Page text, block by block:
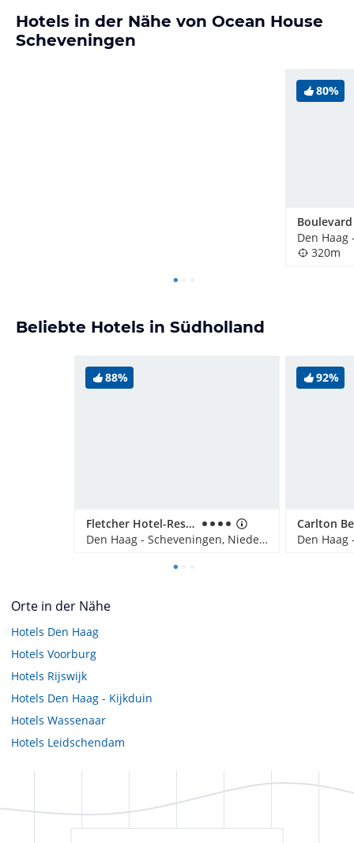
Hotels in der Nähe von Ocean House
Scheveningen
80%
320m
Beliebte Hotels in Südholland
88%
Fletcher Hotel-Restaurant Scheveningen
Den Haag - Scheveningen, Niederlande
92%
Carlton
Orte in der Nähe
Hotels Den Haag
Hotels Voorburg
Hotels Rijswijk
Hotels Den Haag - Kijkduin
Hotels Wassenaar
Hotels Leidschendam